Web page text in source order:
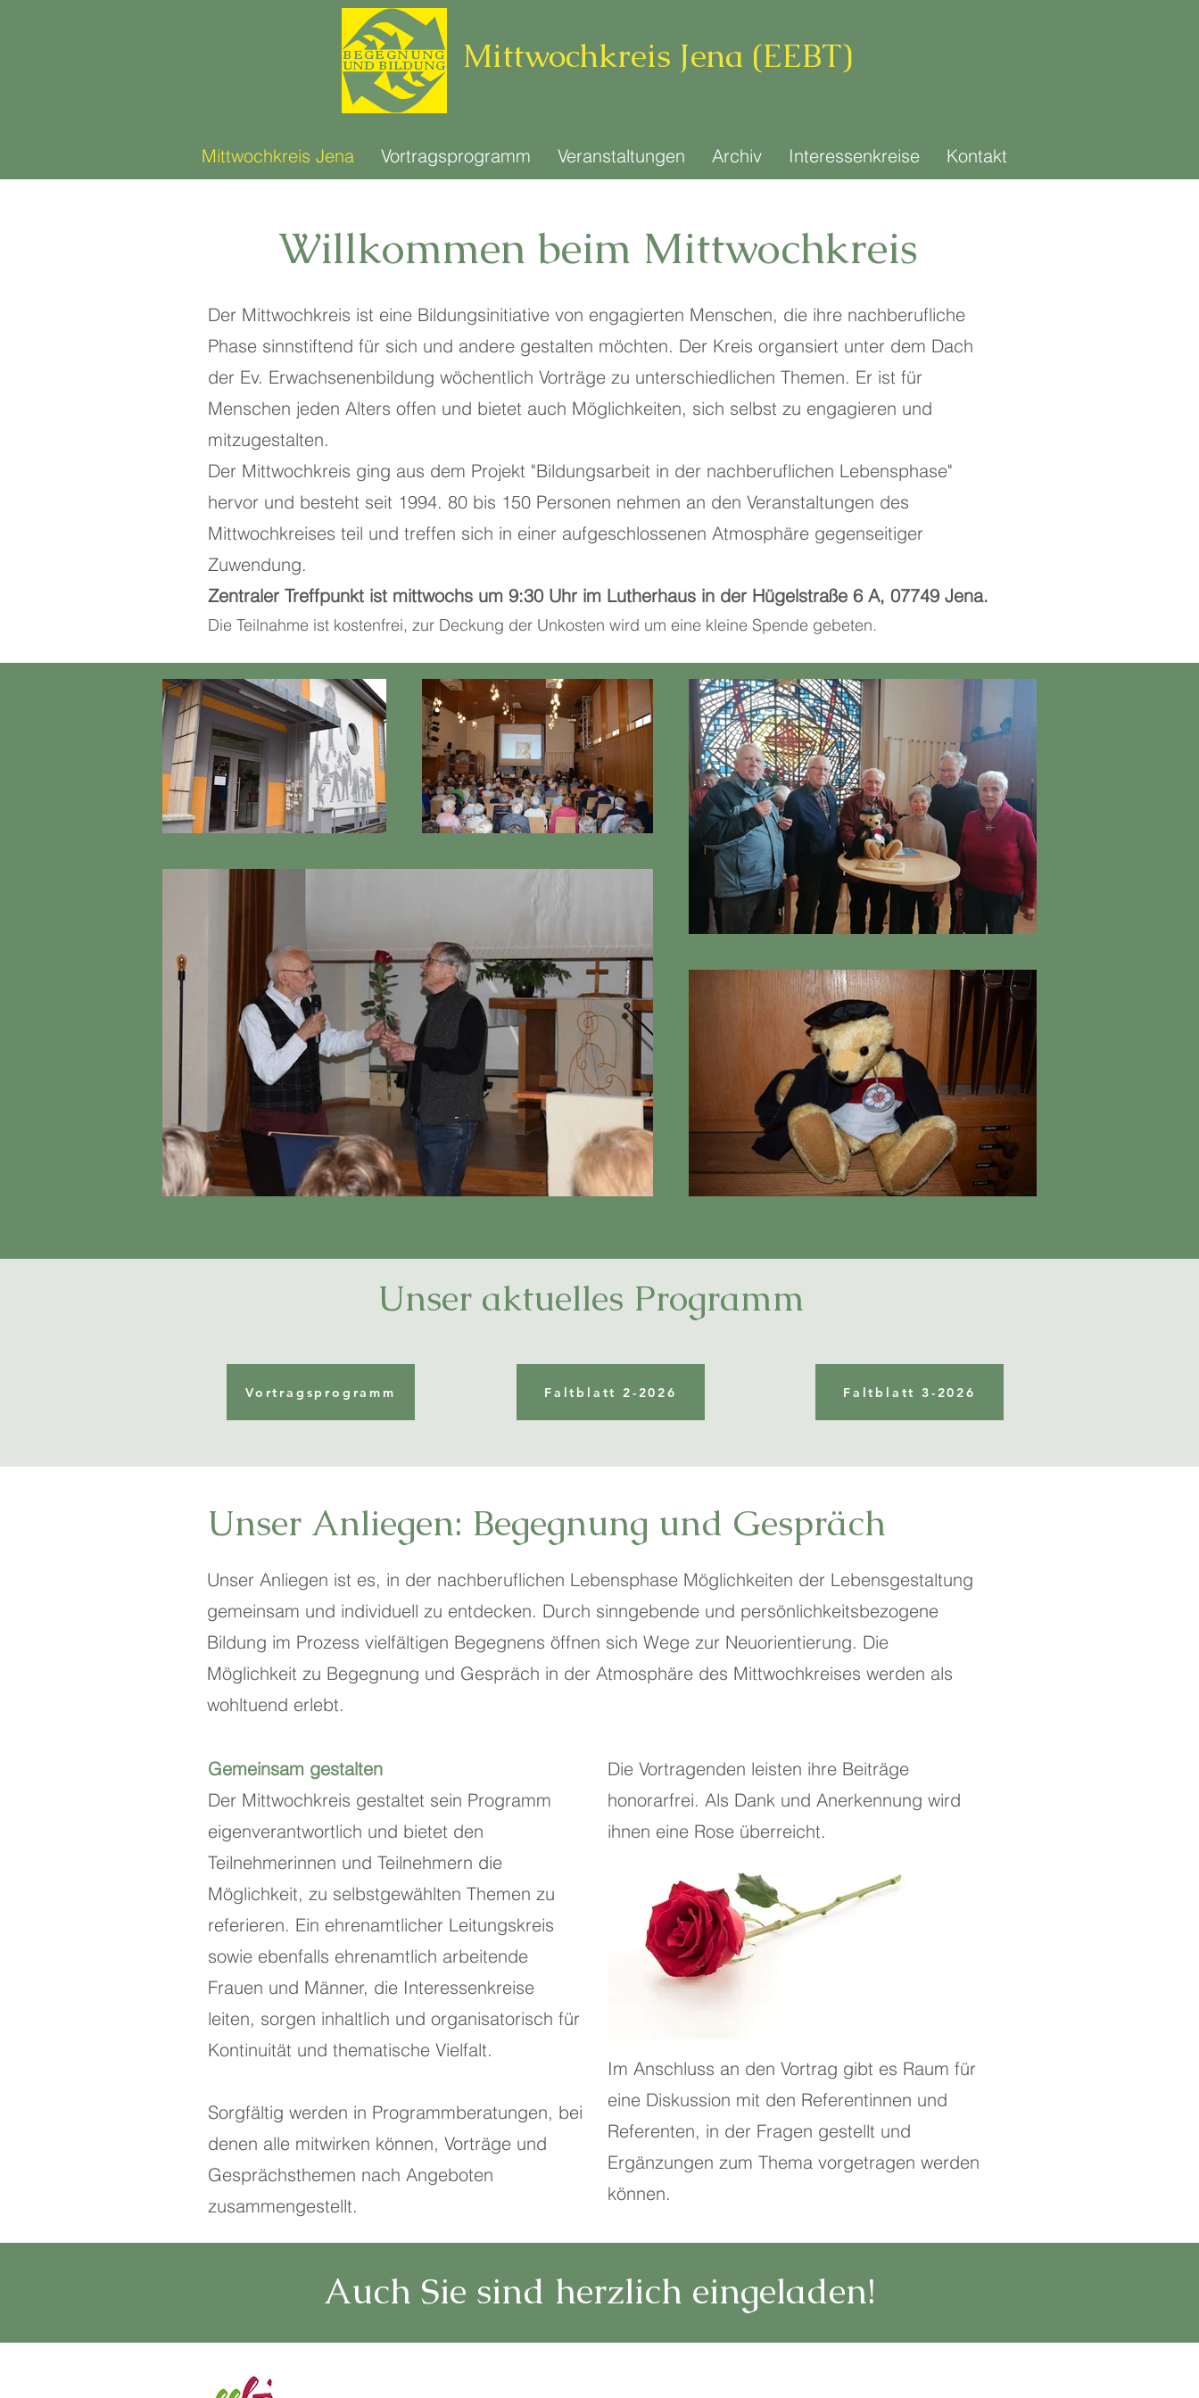
Mittwochkreis Jena (EEBT)
Mittwochkreis Jena Vortragsprogramm Veranstaltungen Archiv Interessenkreise Kontakt
Willkommen beim Mittwochkreis
Der Mittwochkreis ist eine Bildungsinitiative von engagierten Menschen, die ihre nachberufliche
Phase sinnstiftend für sich und andere gestalten möchten. Der Kreis organsiert unter dem Dach
der Ev. Erwachsenenbildung wöchentlich Vorträge zu unterschiedlichen Themen. Er ist für
Menschen jeden Alters offen und bietet auch Möglichkeiten, sich selbst zu engagieren und
mitzugestalten.
Der Mittwochkreis ging aus dem Projekt "Bildungsarbeit in der nachberuflichen Lebensphase"
hervor und besteht seit 1994. 80 bis 150 Personen nehmen an den Veranstaltungen des
Mittwochkreises teil und treffen sich in einer aufgeschlossenen Atmosphäre gegenseitiger
Zuwendung.
Zentraler Treffpunkt ist mittwochs um 9:30 Uhr im Lutherhaus in der Hügelstraße 6 A, 07749 Jena.
Die Teilnahme ist kostenfrei, zur Deckung der Unkosten wird um eine kleine Spende gebeten.
Unser aktuelles Programm
Vortragsprogramm Faltblatt 2-2026 Faltblatt 3-2026
Unser Anliegen: Begegnung und Gespräch
Unser Anliegen ist es, in der nachberuflichen Lebensphase Möglichkeiten der Lebensgestaltung
gemeinsam und individuell zu entdecken. Durch sinngebende und persönlichkeitsbezogene
Bildung im Prozess vielfältigen Begegnens öffnen sich Wege zur Neuorientierung. Die
Möglichkeit zu Begegnung und Gespräch in der Atmosphäre des Mittwochkreises werden als
wohltuend erlebt.
Gemeinsam gestalten
Der Mittwochkreis gestaltet sein Programm
eigenverantwortlich und bietet den
Teilnehmerinnen und Teilnehmern die
Möglichkeit, zu selbstgewählten Themen zu
referieren. Ein ehrenamtlicher Leitungskreis
sowie ebenfalls ehrenamtlich arbeitende
Frauen und Männer, die Interessenkreise
leiten, sorgen inhaltlich und organisatorisch für
Kontinuität und thematische Vielfalt.
Sorgfältig werden in Programmberatungen, bei
denen alle mitwirken können, Vorträge und
Gesprächsthemen nach Angeboten
zusammengestellt.
Die Vortragenden leisten ihre Beiträge
honorarfrei. Als Dank und Anerkennung wird
ihnen eine Rose überreicht.
Im Anschluss an den Vortrag gibt es Raum für
eine Diskussion mit den Referentinnen und
Referenten, in der Fragen gestellt und
Ergänzungen zum Thema vorgetragen werden
können.
Auch Sie sind herzlich eingeladen!